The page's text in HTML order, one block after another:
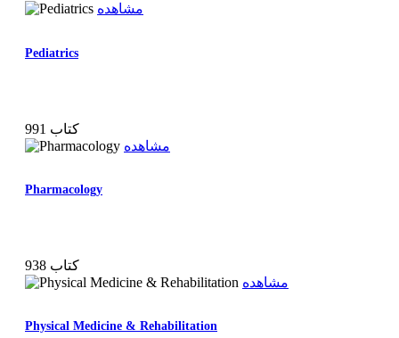
مشاهده
Pediatrics
991 کتاب
مشاهده
Pharmacology
938 کتاب
مشاهده
Physical Medicine & Rehabilitation